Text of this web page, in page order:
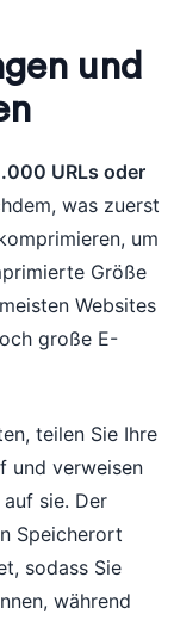
und
URLs oder
was zuerst
um
Größe
Websites
große E-
teilen Sie Ihre
und verweisen
sie. Der
Speicherort
sodass Sie
während